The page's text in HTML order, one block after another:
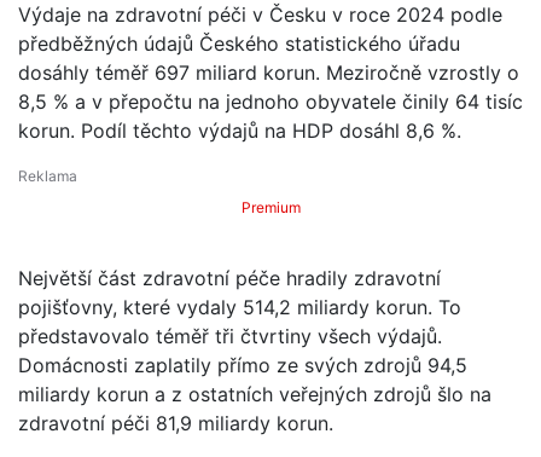
Výdaje na zdravotní péči v Česku v roce 2024 podle
předběžných údajů Českého statistického úřadu
dosáhly téměř 697 miliard korun. Meziročně vzrostly o
8,5 % a v přepočtu na jednoho obyvatele činily 64 tisíc
korun. Podíl těchto výdajů na HDP dosáhl 8,6 %.
Premium
Největší část zdravotní péče hradily zdravotní
pojišťovny, které vydaly 514,2 miliardy korun. To
představovalo téměř tři čtvrtiny všech výdajů.
Domácnosti zaplatily přímo ze svých zdrojů 94,5
miliardy korun a z ostatních veřejných zdrojů šlo na
zdravotní péči 81,9 miliardy korun.